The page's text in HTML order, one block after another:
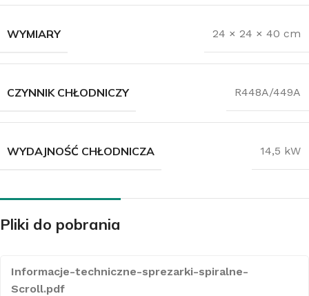
WYMIARY 24 × 24 × 40 cm
CZYNNIK CHŁODNICZY R448A/449A
WYDAJNOŚĆ CHŁODNICZA 14,5 kW
Pliki do pobrania
Informacje-techniczne-sprezarki-spiralne-
Scroll.pdf